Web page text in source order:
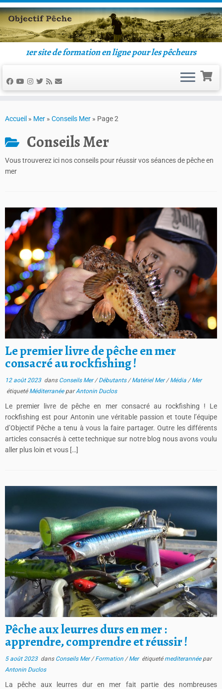
Passer
au
contenu
1er site de formation en ligne pour les pêcheurs
Accueil » Mer » Conseils Mer » Page 2
Conseils Mer
Vous trouverez ici nos conseils pour réussir vos séances de pêche en
mer
Le premier livre de pêche en mer
consacré au rockfishing !
12 août 2023dans Conseils Mer/Débutants/Matériel Mer/Média /Mer
étiqueté Méditerranée parAntonin Duclos
Le premier livre de pêche en mer consacré au rockfishing ! Le
rockfishing est pour Antonin une véritable passion et toute l’équipe
d’Objectif Pêche a tenu à vous la faire partager. Outre les différents
articles consacrés à cette technique sur notre blog nous avons voulu
aller plus loin et vous […]
Pêche aux leurres durs en mer :
apprendre, comprendre et réussir !
5 août 2023dans Conseils Mer/Formation /Mer étiqueté mediterannée par
Antonin Duclos
La pêche aux leurres dur en mer fait partie des nombreuses